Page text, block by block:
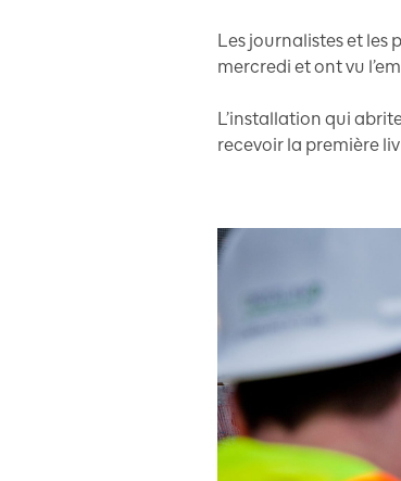
Les journalistes et
mercredi et ont vu
L’installation qui
recevoir la première